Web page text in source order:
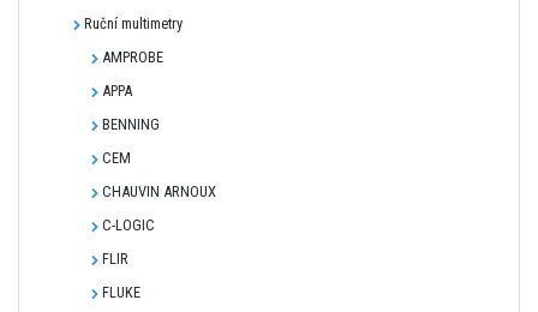
Ruční multimetry
AMPROBE
APPA
BENNING
CEM
CHAUVIN ARNOUX
C-LOGIC
FLIR
FLUKE